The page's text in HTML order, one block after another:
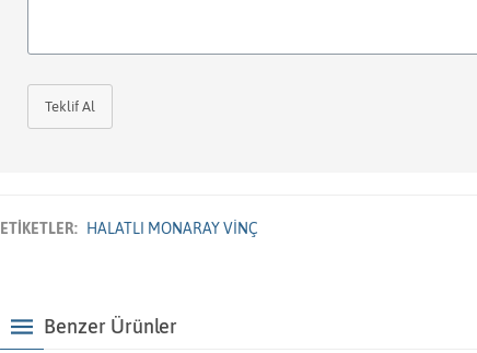
Teklif Al
ETİKETLER: HALATLI MONARAY VİNÇ
Benzer Ürünler